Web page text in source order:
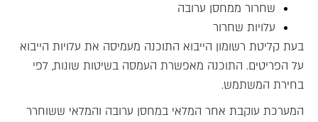
שחרור ממחסן ערובה
עלויות שחרור
בעת קליטת רשומון הייבוא התוכנה מעמיסה את עלויות הייבוא
על הפריטים. התוכנה מאפשרת העמסה בשיטות שונות, לפי
בחירת המשתמש.
המערכת עוקבת אחר המלאי במחסן ערובה והמלאי ששוחרר